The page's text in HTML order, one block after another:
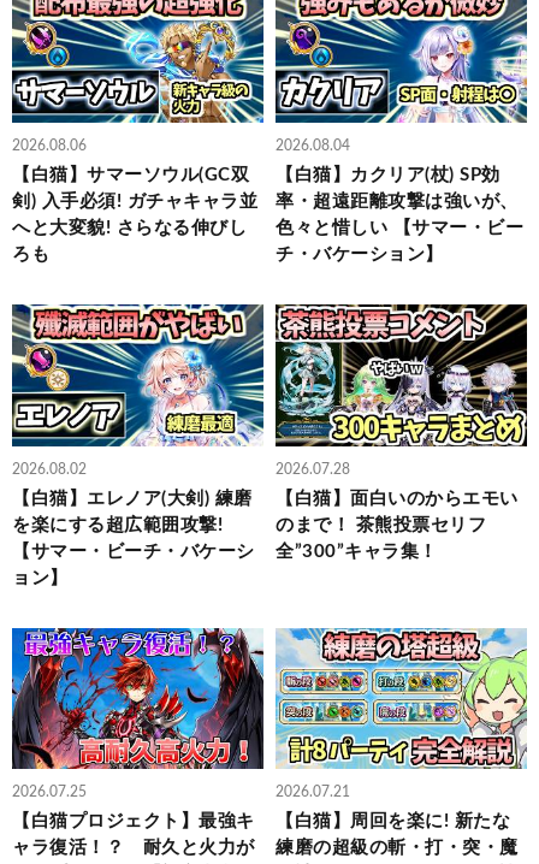
2026.08.06
【白猫】サマーソウル(GC双
剣) 入手必須! ガチャキャラ並
へと大変貌! さらなる伸びし
ろも
2026.08.04
【白猫】カクリア(杖) SP効
率・超遠距離攻撃は強いが、
色々と惜しい 【サマー・ビー
チ・バケーション】
2026.08.02
【白猫】エレノア(大剣) 練磨
を楽にする超広範囲攻撃!
【サマー・ビーチ・バケーシ
ョン】
2026.07.28
【白猫】面白いのからエモい
のまで！ 茶熊投票セリフ
全”300”キャラ集！
2026.07.25
【白猫プロジェクト】最強キ
ャラ復活！？ 耐久と火力が
2026.07.21
【白猫】周回を楽に! 新たな
練磨の超級の斬・打・突・魔